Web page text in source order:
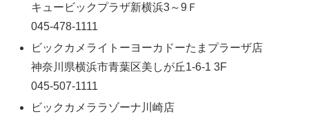
キュービックプラザ新横浜3～9Ｆ
045-478-1111
ビックカメライトーヨーカドーたまプラーザ店
神奈川県横浜市青葉区美しが丘1-6-1 3F
045-507-1111
ビックカメララゾーナ川崎店